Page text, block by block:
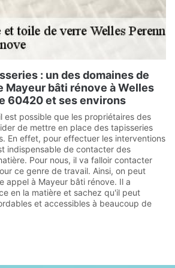
: un des domaines de
Mayeur bâti rénove à Welles
60420 et ses environs
est possible que les propriétaires des
de mettre en place des tapisseries
En effet, pour effectuer les interventions
indispensable de contacter des
Pour nous, il va falloir contacter
ce genre de travail. Ainsi, on peut
appel à Mayeur bâti rénove. Il a
en la matière et sachez qu'il peut
et accessibles à beaucoup de